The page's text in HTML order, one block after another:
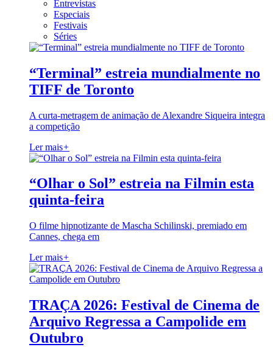
Entrevistas
Especiais
Festivais
Séries
“Terminal” estreia mundialmente no
TIFF de Toronto
A curta-metragem de animação de Alexandre Siqueira integra
a competição
Ler mais+
“Olhar o Sol” estreia na Filmin esta
quinta-feira
O filme hipnotizante de Mascha Schilinski, premiado em
Cannes, chega em
Ler mais+
TRAÇA 2026: Festival de Cinema de
Arquivo Regressa a Campolide em
Outubro